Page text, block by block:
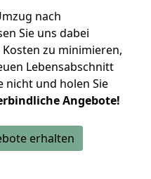
nach
Sie uns dabei
zu minimieren,
Lebensabschnitt
nicht und holen Sie
Angebote!
erhalten